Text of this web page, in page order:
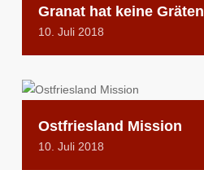
Granat hat keine Gräten
10. Juli 2018
Ostfriesland Mission
10. Juli 2018